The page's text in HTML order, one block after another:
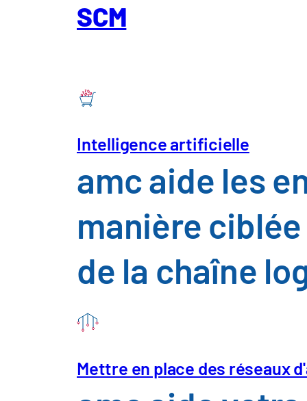
SCM
Intelligence artificielle
amc aide les
manière
de la chaîne
Mettre en place des réseaux